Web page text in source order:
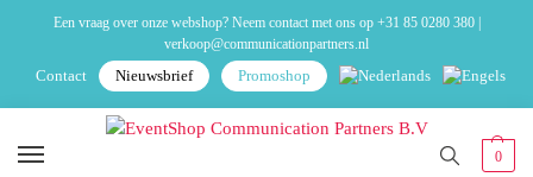
Een vraag over onze webshop? Neem contact met ons op +31 85 0280 380|
verkoop@communicationpartners.nl
Contact Nieuwsbrief Promoshop
0